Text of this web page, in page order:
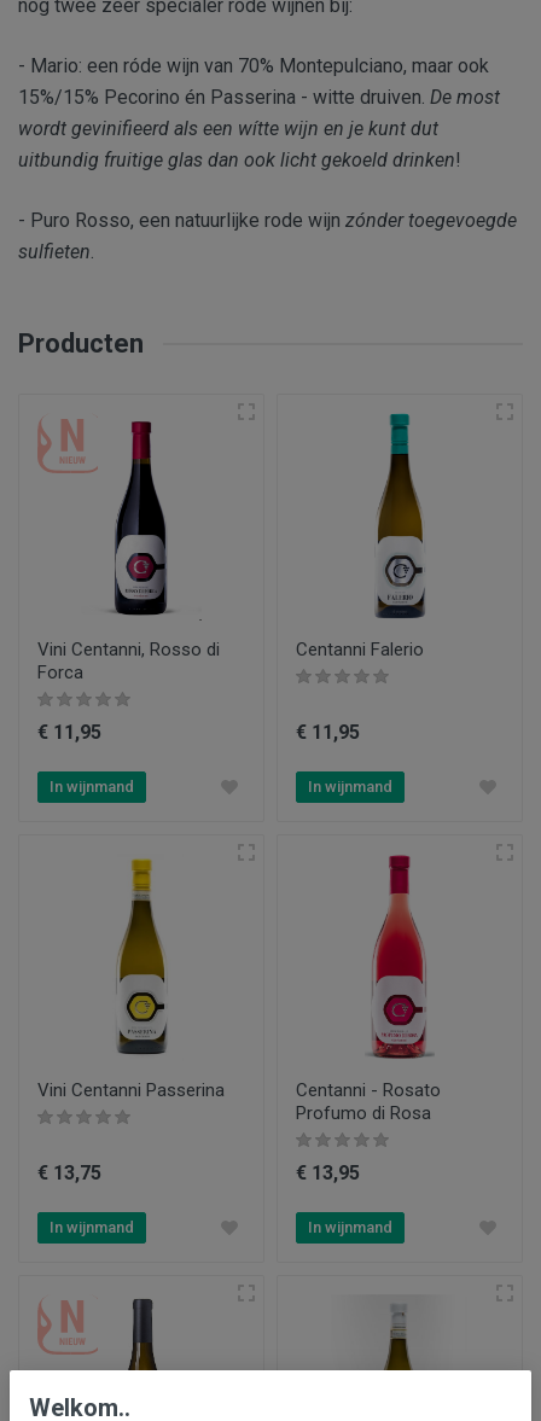
nog twee zeer specialer rode wijnen bij:
- Mario: een róde wijn van 70% Montepulciano, maar ook
15%/15% Pecorino én Passerina - witte druiven. De most
wordt gevinifieerd als een wítte wijn en je kunt dut
uitbundig fruitige glas dan ook licht gekoeld drinken!
- Puro Rosso, een natuurlijke rode wijn zónder toegevoegde
sulfieten.
Producten
Vini Centanni, Rosso di
Forca
€ 11,95
In wijnmand
Centanni Falerio
€ 11,95
In wijnmand
Vini Centanni Passerina
€ 13,75
In wijnmand
Centanni - Rosato
Profumo di Rosa
€ 13,95
In wijnmand
Welkom..